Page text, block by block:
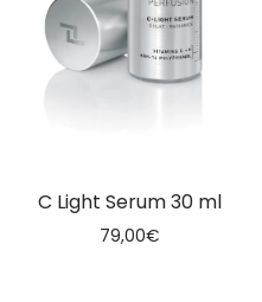
C Light Serum 30 ml
79,00€